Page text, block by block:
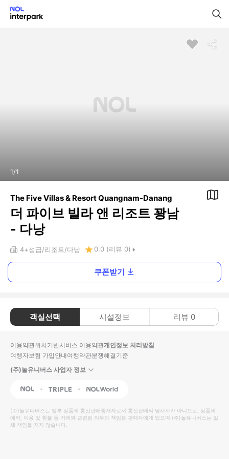
1/1
The Five Villas & Resort Quangnam-Danang
더 파이브 빌라 앤 리조트 꽝남
- 다낭
4+성급 리조트 다낭 0.0 (리뷰 0)
쿠폰받기
객실선택 시설정보 리뷰 0
이용약관위치기반서비스 이용약관개인정보 처리방침
여행자보험 가입안내여행약관분쟁해결기준
(주)놀유니버스 사업자 정보
NOL Triple Interpark Global
(주)놀유니버스는 일부 상품의 통신판매중개자로서 통신판매의 당사자가 아니므로, 상품의
예약, 이용 및 환불 등 거래와 관련된 의무와 책임은 판매자에게 있으며 (주)놀유니버스는 일
체 책임을 지지 않습니다.